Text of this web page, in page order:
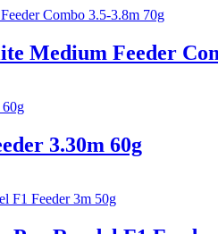
Medium Feeder
3.30m 60g